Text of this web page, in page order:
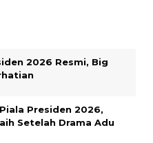
2026 Resmi, Big
Presiden 2026,
Setelah Drama Adu